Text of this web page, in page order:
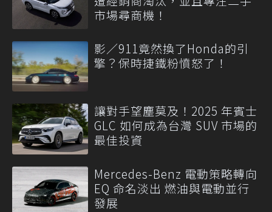
市場尋商機！
影／911竟然換了Honda的引
擎？保時捷鐵粉憤怒了！
讓對手望塵莫及！2025 年賓士
GLC 如何成為台灣 SUV 市場的
最佳投資
Mercedes-Benz 電動策略轉向
EQ 命名淡出 燃油與電動並行
發展